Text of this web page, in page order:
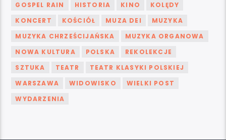
GOSPEL RAIN
HISTORIA KINO
KOLĘDY
KONCERT
KOŚCIÓŁ MUZA DEI
MUZYKA
MUZYKA CHRZEŚCIJAŃSKA
MUZYKA ORGANOWA
NOWA KULTURA
POLSKA
REKOLEKCJE
SZTUKA
TEATR
TEATR KLASYKI POLSKIEJ
WARSZAWA
WIDOWISKO
WIELKI POST
WYDARZENIA